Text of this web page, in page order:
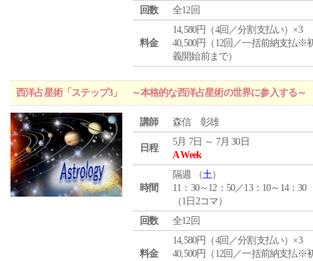
回数
全12回
料金
14,580円（4回／分割支払い）×3
40,500円（12回／一括前納支払※
義開始前まで）
西洋占星術「ステップ3」 ～本格的な西洋占星術の世界に参入する～
講師 森信 彰雄
日程
5月 7日 ～ 7月 30日
A Week
時間
隔週 （土）
11：30～12：50／13：10～14：30
（1日2コマ）
回数
全12回
料金
14,580円（4回／分割支払い）×3
40,500円（12回／一括前納支払※